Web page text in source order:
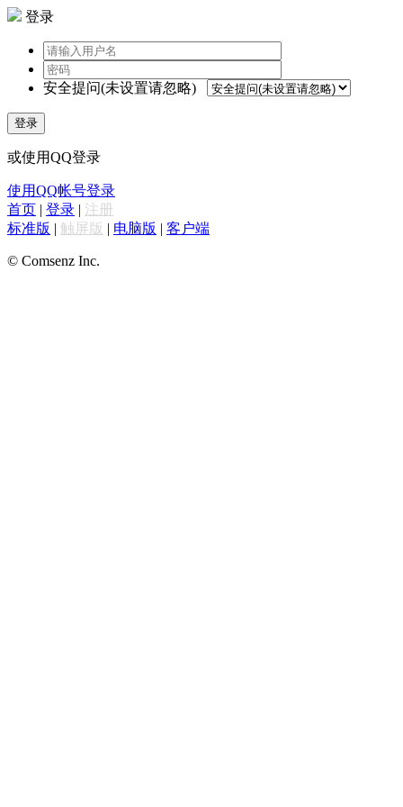
登录
安全提问(未设置请忽略)
登录
或使用QQ登录
使用QQ帐号登录
首页 | 登录 | 注册
标准版 | 触屏版 | 电脑版 | 客户端
© Comsenz Inc.